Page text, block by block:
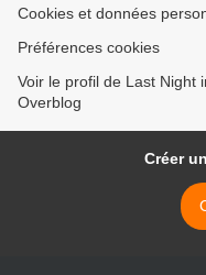
Cookies et données
Préférences cookies
Voir le profil de Last Night
Overblog
Créer